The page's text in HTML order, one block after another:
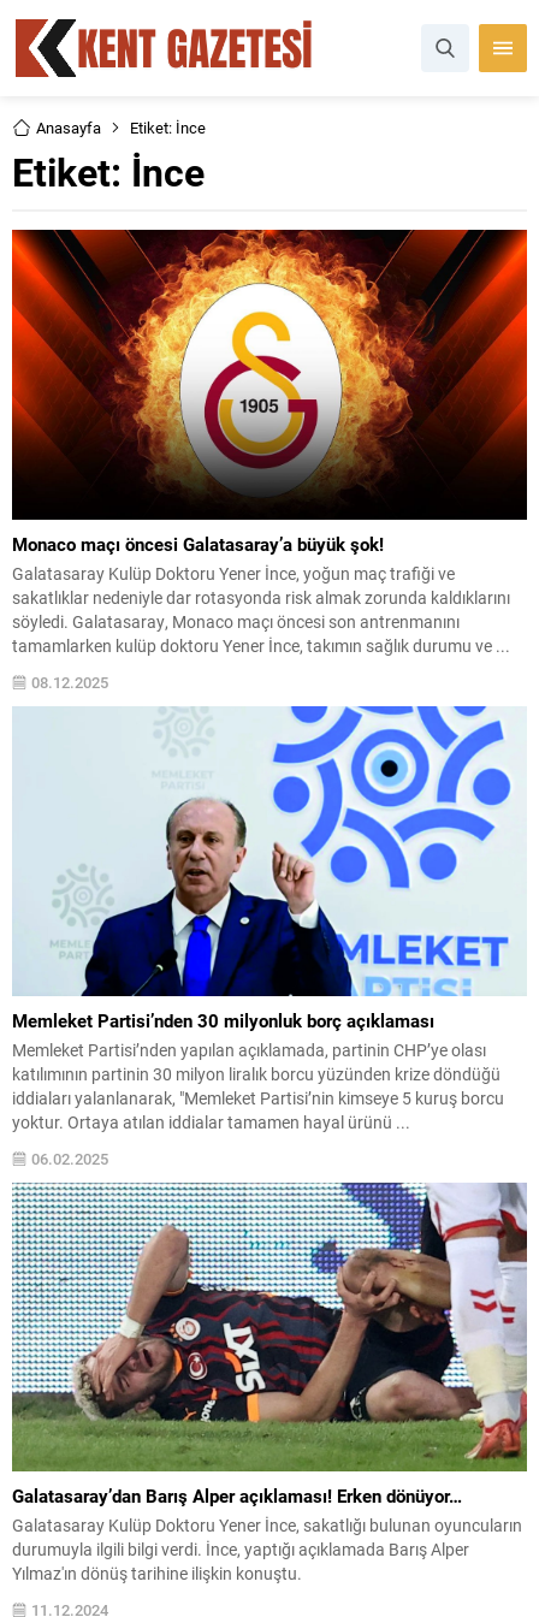
Anasayfa Etiket: İnce
Etiket: İnce
Monaco maçı öncesi Galatasaray’a büyük şok!
Galatasaray Kulüp Doktoru Yener İnce, yoğun maç trafiği ve
sakatlıklar nedeniyle dar rotasyonda risk almak zorunda kaldıklarını
söyledi. Galatasaray, Monaco maçı öncesi son antrenmanını
tamamlarken kulüp doktoru Yener İnce, takımın sağlık durumu ve ...
08.12.2025
Memleket Partisi’nden 30 milyonluk borç açıklaması
Memleket Partisi’nden yapılan açıklamada, partinin CHP’ye olası
katılımının partinin 30 milyon liralık borcu yüzünden krize döndüğü
iddiaları yalanlanarak, "Memleket Partisi’nin kimseye 5 kuruş borcu
yoktur. Ortaya atılan iddialar tamamen hayal ürünü ...
06.02.2025
Galatasaray’dan Barış Alper açıklaması! Erken dönüyor…
Galatasaray Kulüp Doktoru Yener İnce, sakatlığı bulunan oyuncuların
durumuyla ilgili bilgi verdi. İnce, yaptığı açıklamada Barış Alper
Yılmaz'ın dönüş tarihine ilişkin konuştu.
11.12.2024